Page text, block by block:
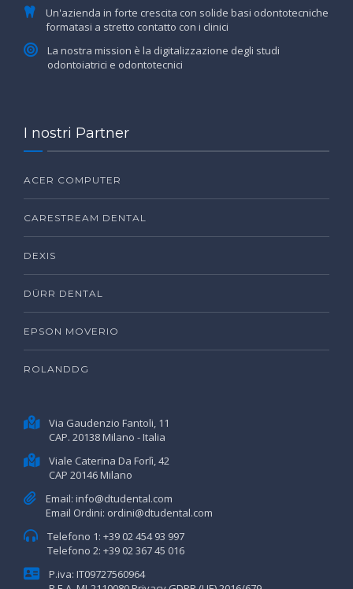
Un'azienda in forte crescita con solide basi odontotecniche
formatasi a stretto contatto con i clinici
La nostra mission è la digitalizzazione degli studi
odontoiatrici e odontotecnici
I nostri Partner
ACER COMPUTER
CARESTREAM DENTAL
DEXIS
DÜRR DENTAL
EPSON MOVERIO
ROLANDDG
Via Gaudenzio Fantoli, 11
CAP. 20138 Milano - Italia
Viale Caterina Da Forlì, 42
CAP 20146 Milano
Email: info@dtudental.com
Email Ordini: ordini@dtudental.com
Telefono 1: +39 02 454 93 997
Telefono 2: +39 02 367 45 016
P.iva: IT09727560964